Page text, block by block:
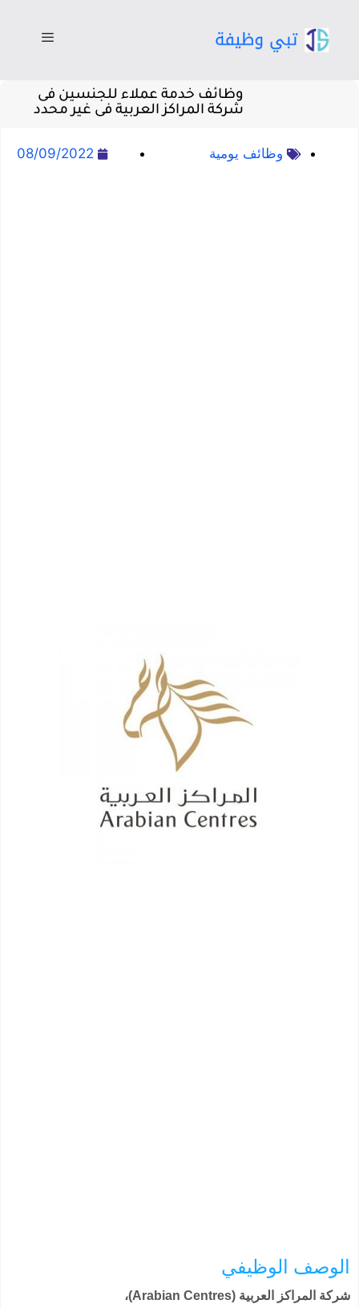
وظائف خدمة عملاء للجنسين فى
شركة المراكز العربية فى غير محدد
وظائف يومية 08/09/2022
الوصف الوظيفي
شركة المراكز العربية (Arabian Centres)،